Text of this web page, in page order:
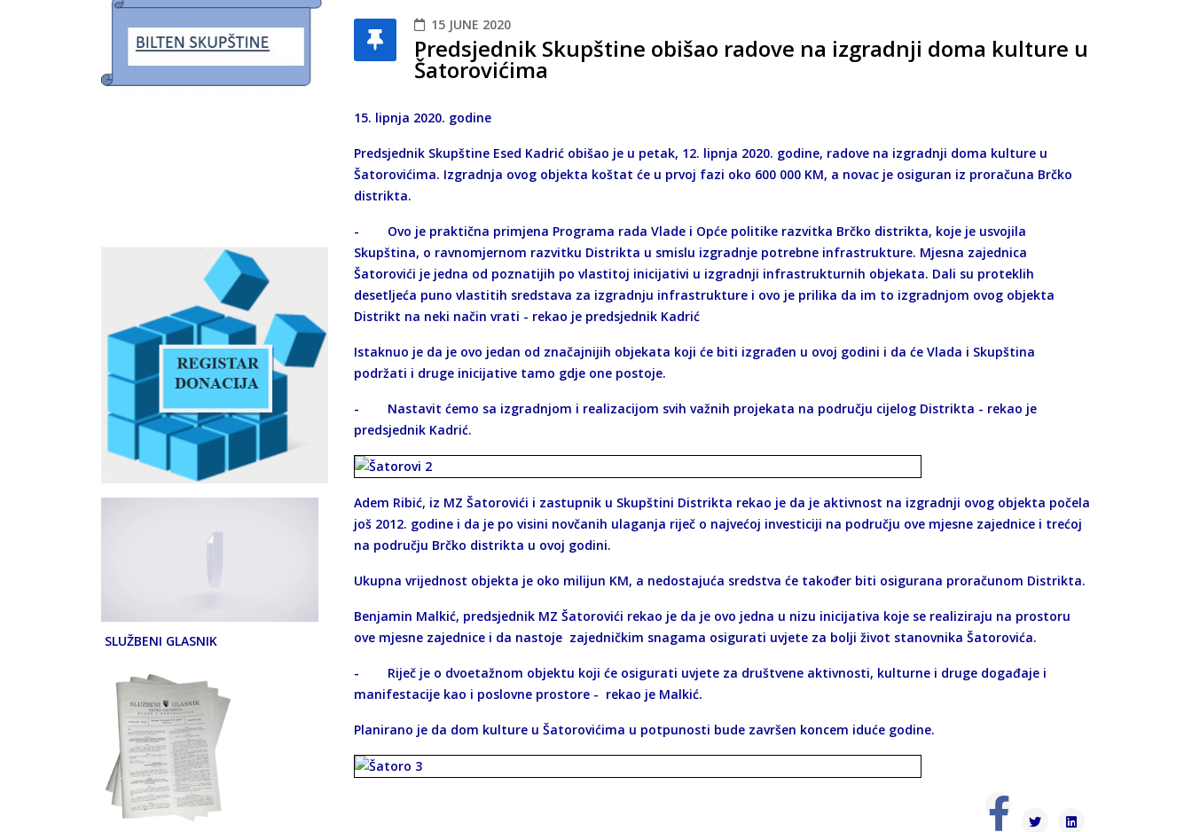
SLUŽBENI GLASNIK
15 JUNE 2020
Predsjednik Skupštine obišao radove na izgradnji doma kulture u
Šatorovićima
15. lipnja 2020. godine
Predsjednik Skupštine Esed Kadrić obišao je u petak, 12. lipnja 2020. godine, radove na izgradnji doma kulture u
Šatorovićima. Izgradnja ovog objekta koštat će u prvoj fazi oko 600 000 KM, a novac je osiguran iz proračuna Brčko
distrikta.
- Ovo je praktična primjena Programa rada Vlade i Opće politike razvitka Brčko distrikta, koje je usvojila
Skupština, o ravnomjernom razvitku Distrikta u smislu izgradnje potrebne infrastrukture. Mjesna zajednica
Šatorovići je jedna od poznatijih po vlastitoj inicijativi u izgradnji infrastrukturnih objekata. Dali su proteklih
desetljeća puno vlastitih sredstava za izgradnju infrastrukture i ovo je prilika da im to izgradnjom ovog objekta
Distrikt na neki način vrati - rekao je predsjednik Kadrić
Istaknuo je da je ovo jedan od značajnijih objekata koji će biti izgrađen u ovoj godini i da će Vlada i Skupština
podržati i druge inicijative tamo gdje one postoje.
- Nastavit ćemo sa izgradnjom i realizacijom svih važnih projekata na području cijelog Distrikta - rekao je
predsjednik Kadrić.
Adem Ribić, iz MZ Šatorovići i zastupnik u Skupštini Distrikta rekao je da je aktivnost na izgradnji ovog objekta počela
još 2012. godine i da je po visini novčanih ulaganja riječ o najvećoj investiciji na području ove mjesne zajednice i trećoj
na području Brčko distrikta u ovoj godini.
Ukupna vrijednost objekta je oko milijun KM, a nedostajuća sredstva će također biti osigurana proračunom Distrikta.
Benjamin Malkić, predsjednik MZ Šatorovići rekao je da je ovo jedna u nizu inicijativa koje se realiziraju na prostoru
ove mjesne zajednice i da nastoje zajedničkim snagama osigurati uvjete za bolji život stanovnika Šatorovića.
- Riječ je o dvoetažnom objektu koji će osigurati uvjete za društvene aktivnosti, kulturne i druge događaje i
manifestacije kao i poslovne prostore - rekao je Malkić.
Planirano je da dom kulture u Šatorovićima u potpunosti bude završen koncem iduće godine.